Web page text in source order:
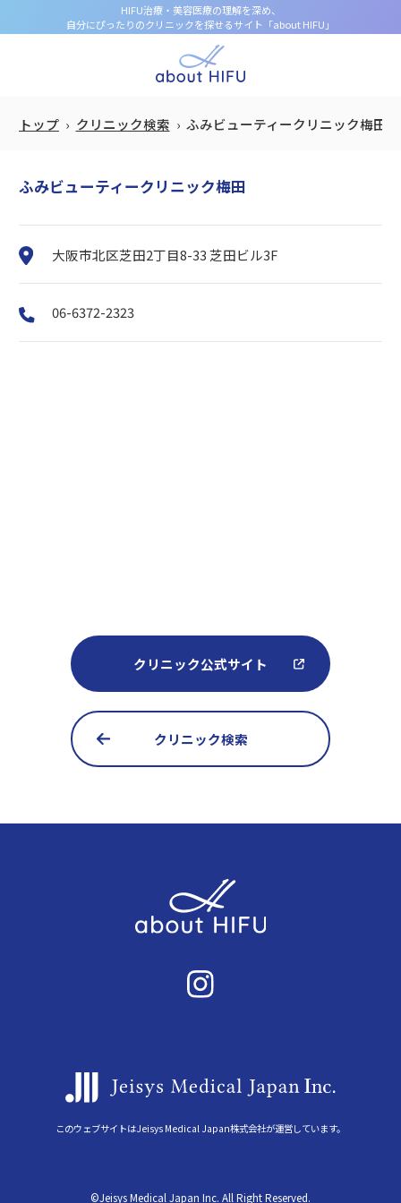
HIFU治療・美容医療の理解を深め、
自分にぴったりのクリニックを探せるサイト「about HIFU」
トップ クリニック検索 ふみビューティークリニック梅田
ふみビューティークリニック梅田
大阪市北区芝田2丁目8-33 芝田ビル3F
06-6372-2323
クリニック公式サイト
クリニック検索
このウェブサイトはJeisys Medical Japan株式会社が運営しています。
©Jeisys Medical Japan Inc. All Right Reserved.